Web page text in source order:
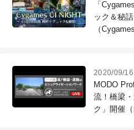
「
ック＆秘
（Cygames
2020/09/16
MODO
流！橋梁
ク」開催